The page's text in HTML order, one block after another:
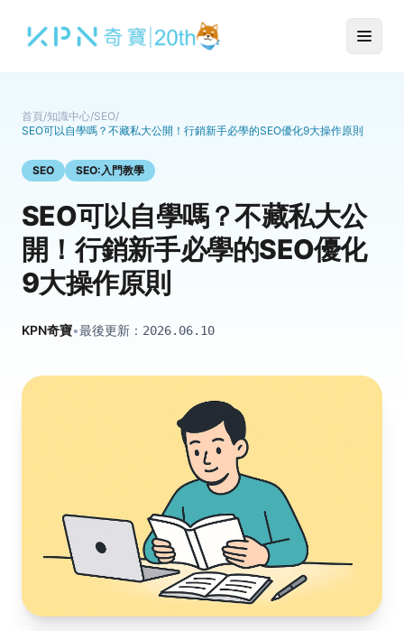
首頁/知識中心/SEO/
SEO可以自學嗎？不藏私大公開！行銷新手必學的SEO優化9大操作原則
SEO SEO:入門教學
SEO可以自學嗎？不藏私大公
開！行銷新手必學的SEO優化
9大操作原則
KPN奇寶•最後更新： 2026.06.10